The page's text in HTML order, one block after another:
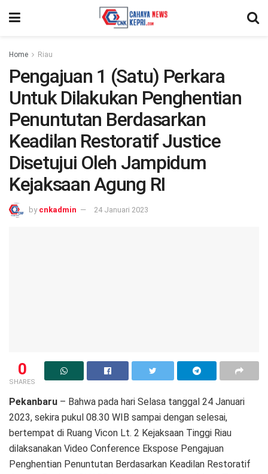
Home Riau
Pengajuan 1 (Satu) Perkara
Untuk Dilakukan Penghentian
Penuntutan Berdasarkan
Keadilan Restoratif Justice
Disetujui Oleh Jampidum
Kejaksaan Agung RI
by cnkadmin 24 Januari 2023
0
SHARES
Pekanbaru – Bahwa pada hari Selasa tanggal 24 Januari
2023, sekira pukul 08.30 WIB sampai dengan selesai,
bertempat di Ruang Vicon Lt. 2 Kejaksaan Tinggi Riau
dilaksanakan Video Conference Ekspose Pengajuan
Penghentian Penuntutan Berdasarkan Keadilan Restoratif